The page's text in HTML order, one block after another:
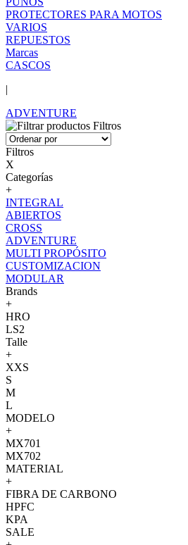
PROTECTORES PARA MOTOS
VARIOS
REPUESTOS
Marcas
CASCOS
|
ADVENTURE
Filtros
Filtros
X
Categorías
+
INTEGRAL
ABIERTOS
CROSS
ADVENTURE
MULTI PROPÓSITO
CUSTOMIZACION
MODULAR
Brands
+
HRO
LS2
Talle
+
XXS
S
M
L
MODELO
+
MX701
MX702
MATERIAL
+
FIBRA DE CARBONO
HPFC
KPA
SALE